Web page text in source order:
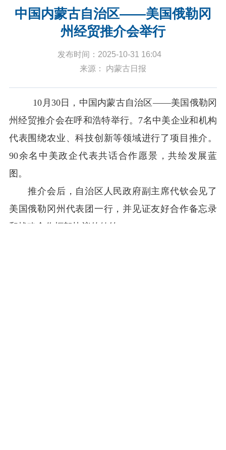
中国内蒙古自治区——美国俄勒冈
州经贸推介会举行
发布时间：2025-10-31 16:04
来源： 内蒙古日报
10月30日，中国内蒙古自治区——美国俄勒冈
州经贸推介会在呼和浩特举行。7名中美企业和机构
代表围绕农业、科技创新等领域进行了项目推介。
90余名中美政企代表共话合作愿景，共绘发展蓝
图。
推介会后，自治区人民政府副主席代钦会见了
美国俄勒冈州代表团一行，并见证友好合作备忘录
和战略合作框架协议的签约。